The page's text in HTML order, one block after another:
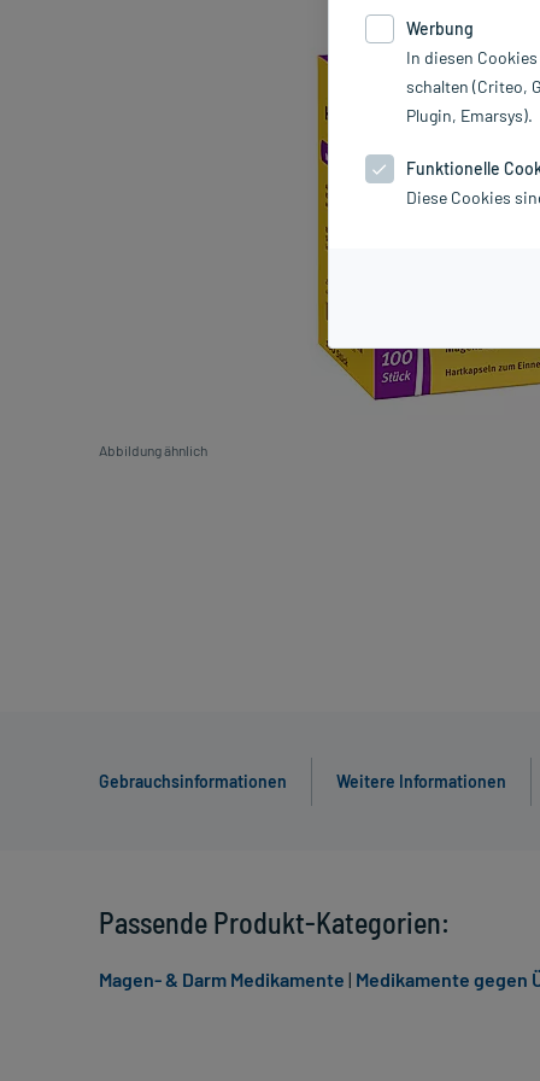
Abbildung ähnlich
Gebrauchsinformationen Weitere Informationen
Passende Produkt-Kategorien:
Magen- & Darm Medikamente | Medikamente gegen
Werbung
In diesen
schalten (Criteo,
Plugin, Emarsys).
Funktionelle
Diese Cookies